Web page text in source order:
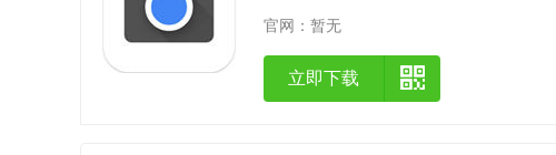
官网： 暂无
立即下载